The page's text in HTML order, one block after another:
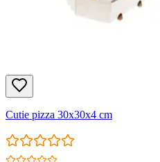
Cutie pizza 30x30x4 cm